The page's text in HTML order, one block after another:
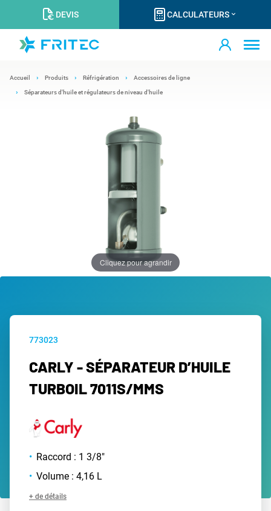
DEVIS CALCULATEURS
Accueil Produits Réfrigération Accessoires de ligne
Séparateurs d'huile et régulateurs de niveau d'huile
Cliquez pour agrandir
773023
CARLY - SÉPARATEUR D’HUILE
TURBOIL 7011S/MMS
Raccord : 1 3/8"
Volume : 4,16 L
+ de détails